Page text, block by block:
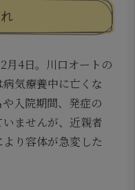
月4日。川口オートの
気療養中に亡くな
入院期間、発症の
ませんが、近親者
り容体が急変した